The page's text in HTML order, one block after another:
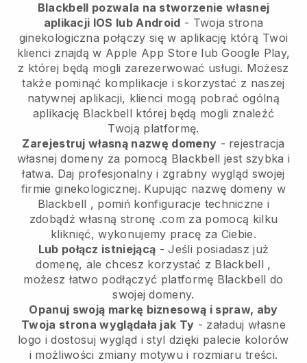
Blackbell pozwala na stworzenie własnej
aplikacji IOS lub Android - Twoja strona
ginekologiczna połączy się w aplikację którą Twoi
klienci znajdą w Apple App Store lub Google Play,
z której będą mogli zarezerwować usługi. Możesz
także pominąć komplikacje i skorzystać z naszej
natywnej aplikacji, klienci mogą pobrać ogólną
aplikację Blackbell której będą mogli znaleźć
Twoją platformę.
Zarejestruj własną nazwę domeny - rejestracja
własnej domeny za pomocą Blackbell jest szybka i
łatwa. Daj profesjonalny i zgrabny wygląd swojej
firmie ginekologicznej. Kupując nazwę domeny w
Blackbell , pomiń konfiguracje techniczne i
zdobądź własną stronę .com za pomocą kilku
kliknięć, wykonujemy pracę za Ciebie.
Lub połącz istniejącą - Jeśli posiadasz już
domenę, ale chcesz korzystać z Blackbell ,
możesz łatwo podłączyć platformę Blackbell do
swojej domeny.
Opanuj swoją markę biznesową i spraw, aby
Twoja strona wyglądała jak Ty - załaduj własne
logo i dostosuj wygląd i styl dzięki palecie kolorów
i możliwości zmiany motywu i rozmiaru treści.